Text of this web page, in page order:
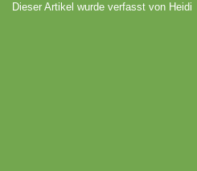
Dieser Artikel wurde verfasst von Heidi